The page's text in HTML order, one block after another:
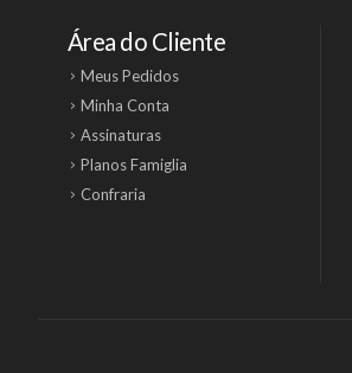
Área do Cliente
Meus Pedidos
Minha Conta
Assinaturas
Planos Famiglia
Confraria